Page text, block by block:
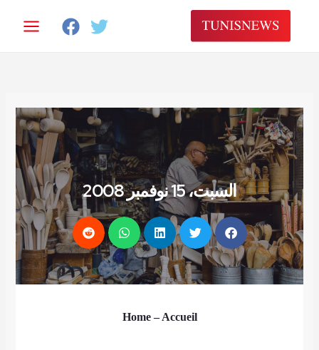
المحتوى
السبت، 15 نوفمبر 2008
Home– Accueil